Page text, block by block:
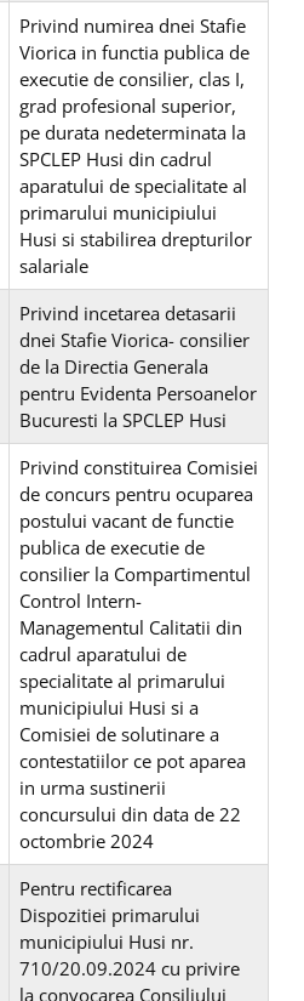
Privind numirea dnei Stafie
Viorica in functia publica de
executie de consilier, clas I,
grad profesional superior,
pe durata nedeterminata la
SPCLEP Husi din cadrul
aparatului de specialitate al
primarului municipiului
Husi si stabilirea drepturilor
salariale
Privind incetarea detasarii
dnei Stafie Viorica- consilier
de la Directia Generala
pentru Evidenta Persoanelor
Bucuresti la SPCLEP Husi
Privind constituirea Comisiei
de concurs pentru ocuparea
postului vacant de functie
publica de executie de
consilier la Compartimentul
Control Intern-
Managementul Calitatii din
cadrul aparatului de
specialitate al primarului
municipiului Husi si a
Comisiei de solutinare a
contestatiilor ce pot aparea
in urma sustinerii
concursului din data de 22
octombrie 2024
Pentru rectificarea
Dispozitiei primarului
municipiului Husi nr.
710/20.09.2024 cu privire
la convocarea Consiliului